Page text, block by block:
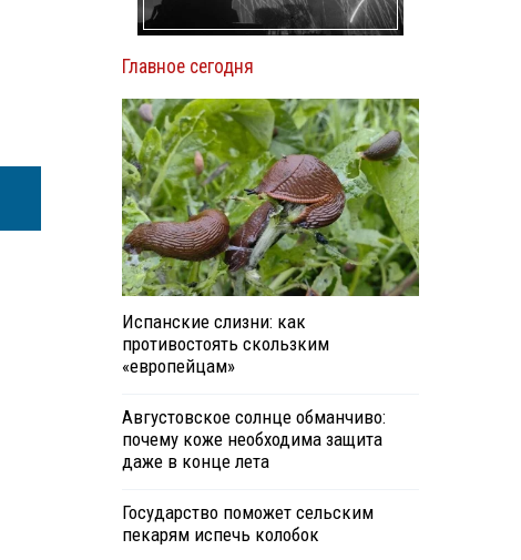
Главное сегодня
Испанские слизни: как
противостоять скользким
«европейцам»
Августовское солнце обманчиво:
почему коже необходима защита
даже в конце лета
Государство поможет сельским
пекарям испечь колобок